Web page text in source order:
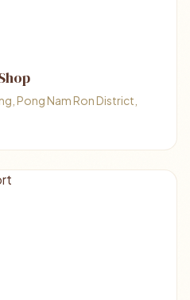
Pong Nam Ron District,